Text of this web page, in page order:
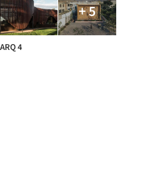
+ 5
ARQ 4